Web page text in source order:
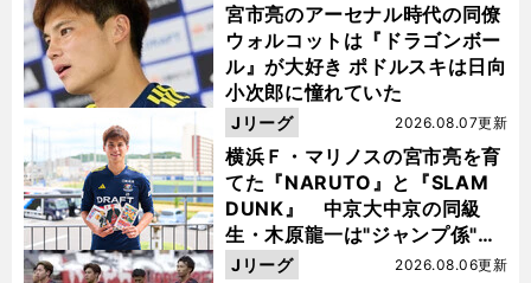
宮市亮のアーセナル時代の同僚
ウォルコットは『ドラゴンボー
ル』が大好き ポドルスキは日向
小次郎に憧れていた
横浜Ｆ・マリノスの宮市亮を育
てた『NARUTO』と『SLAM
DUNK』 中京大中京の同級
生・木原龍一は"ジャンプ係"だ
った
2026.08.07更新
Jリーグ
2026.08.06更新
Jリーグ